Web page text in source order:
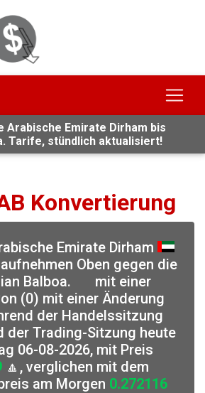
Arabische Emirate Dirham bis
Tarife, stündlich aktualisiert!
Konvertierung
Emirate Dirham
Oben gegen die
Balboa.
mit einer
(0) mit einer Änderung
der Handelssitzung
der Trading-Sitzung heute
06-08-2026, mit Preis
🔼, verglichen mit dem
am Morgen 0.272116